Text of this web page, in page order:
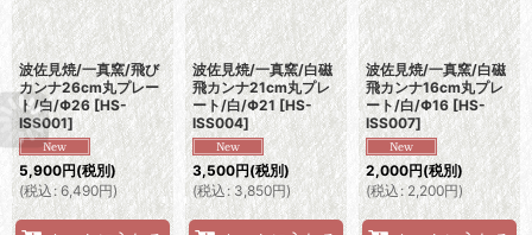
波佐見焼/一真窯/飛び
カンナ26cm丸プレー
ト/白/Φ26 [HS-
ISS001]
5,900円(税別)
(税込: 6,490円)
波佐見焼/一真窯/白磁
飛カンナ21cm丸プレ
ート/白/Φ21 [HS-
ISS004]
3,500円(税別)
(税込: 3,850円)
波佐見焼/一真窯/白磁
飛カンナ16cm丸プレ
ート/白/Φ16 [HS-
ISS007]
2,000円(税別)
(税込: 2,200円)